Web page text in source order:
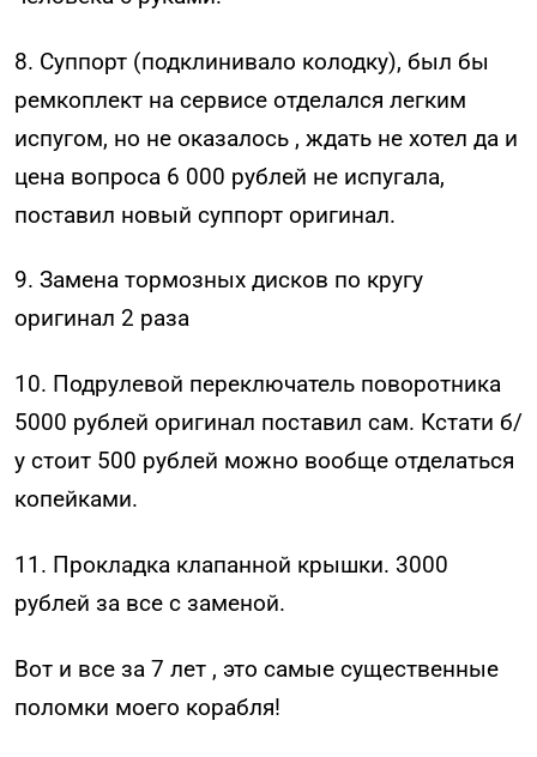
8. Суппорт (подклинивало колодку), был бы
ремкоплект на сервисе отделался легким
испугом, но не оказалось , ждать не хотел да и
цена вопроса 6 000 рублей не испугала,
поставил новый суппорт оригинал.
9. Замена тормозных дисков по кругу
оригинал 2 раза
10. Подрулевой переключатель поворотника
5000 рублей оригинал поставил сам. Кстати б/
у стоит 500 рублей можно вообще отделаться
копейками.
11. Прокладка клапанной крышки. 3000
рублей за все с заменой.
Вот и все за 7 лет , это самые существенные
поломки моего корабля!